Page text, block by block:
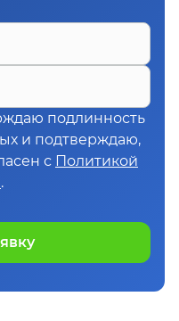
подлинность
и подтверждаю,
с Политикой
.